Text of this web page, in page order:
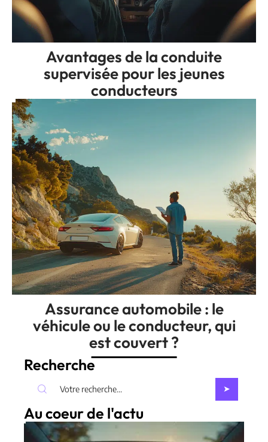
Avantages de la conduite
supervisée pour les jeunes
conducteurs
Assurance automobile : le
véhicule ou le conducteur, qui
est couvert ?
Recherche
Au coeur de l'actu